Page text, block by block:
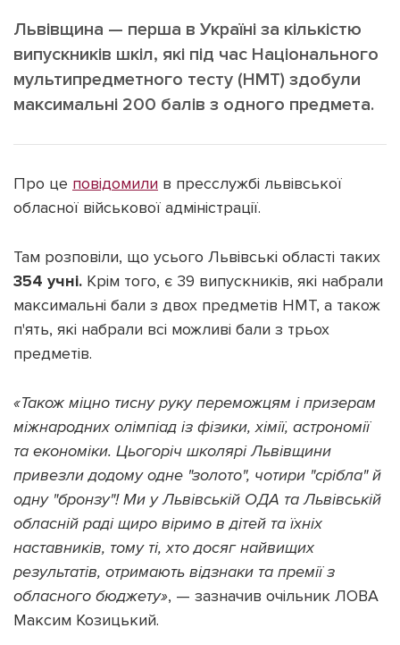
Зв'язатися з нами
[email protected] Реклама на сайті
Політика конфіденційності
Підтримати dyvys.info
Львівщина — перша в Україні за кількістю
випускників шкіл, які під час Національного
мультипредметного тесту (НМТ) здобули
максимальні 200 балів з одного предмета.
Про це повідомили в пресслужбі львівської
обласної військової адміністрації.
Там розповіли, що усього Львівські області таких
354 учні. Крім того, є 39 випускників, які набрали
максимальні бали з двох предметів НМТ, а також
п'ять, які набрали всі можливі бали з трьох
предметів.
«Також міцно тисну руку переможцям і призерам
міжнародних олімпіад із фізики, хімії, астрономії
та економіки. Цьогоріч школярі Львівщини
привезли додому одне "золото", чотири "срібла" й
одну "бронзу"! Ми у Львівській ОДА та Львівській
обласній раді щиро віримо в дітей та їхніх
наставників, тому ті, хто досяг найвищих
результатів, отримають відзнаки та премії з
обласного бюджету», — зазначив очільник ЛОВА
Максим Козицький.